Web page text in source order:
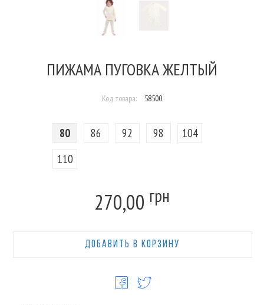
ПИЖАМА ПУГОВКА ЖЕЛТЫЙ
Код товара: 58500
80 86 92 98
104
110
270,00 грн
ДОБАВИТЬ В КОРЗИНУ